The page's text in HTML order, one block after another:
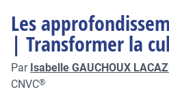
Les
| Transformer la
Par Isabelle GAUCHOUX
CNVC®